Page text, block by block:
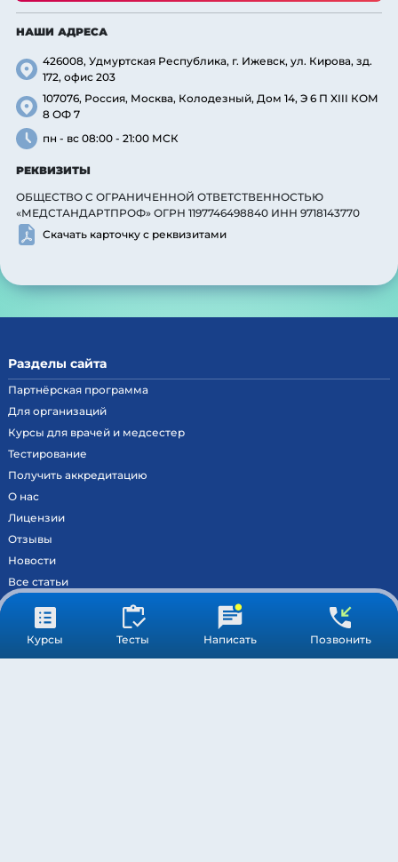
Курсы Тесты Написать Позвонить
НАШИ АДРЕСА
426008, Удмуртская Республика, г. Ижевск, ул. Кирова, зд.
172, офис 203
107076, Россия, Москва, Колодезный, Дом 14, Э 6 П XIII КОМ
8 ОФ 7
пн - вс 08:00 - 21:00 МСК
РЕКВИЗИТЫ
ОБЩЕСТВО С ОГРАНИЧЕННОЙ ОТВЕТСТВЕННОСТЬЮ
«МЕДСТАНДАРТПРОФ» ОГРН 1197746498840 ИНН 9718143770
Скачать карточку с реквизитами
Разделы сайта
Партнёрская программа
Для организаций
Курсы для врачей и медсестер
Тестирование
Получить аккредитацию
О нас
Лицензии
Отзывы
Новости
Все статьи
Вход на образовательный портал
Сведения